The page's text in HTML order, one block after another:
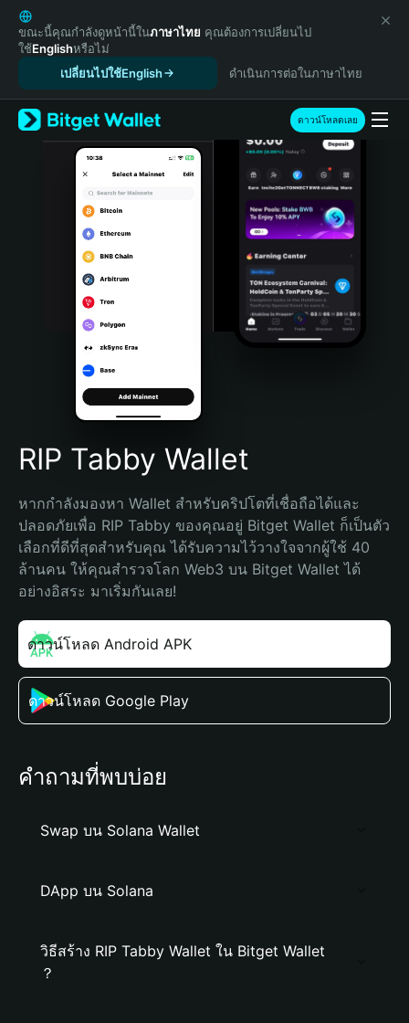
English
日本語
Tiếng Việt
Español (Latinoamérica)
Türkçe
Italiano
Português (Portugal)
Bahasa Indonesia
Português (Brasil)
Español (Argentina)
ขณะนี้คุณกำลังดูหน้านี้ในภาษาไทย คุณต้องการเปลี่ยนไป
ใช้Englishหรือไม่
เปลี่ยนไปใช้English
ดำเนินการต่อในภาษาไทย
ดาวน์โหลดเลย
RIP Tabby Wallet
หากกำลังมองหา Wallet สำหรับคริปโตที่เชื่อถือได้และ
ปลอดภัยเพื่อ RIP Tabby ของคุณอยู่ Bitget Wallet ก็เป็นตัว
เลือกที่ดีที่สุดสำหรับคุณ ได้รับความไว้วางใจจากผู้ใช้ 40
ล้านคน ให้คุณสำรวจโลก Web3 บน Bitget Wallet ได้
อย่างอิสระ มาเริ่มกันเลย!
ดาวน์โหลด Android APK
ดาวน์โหลด Google Play
คำถามที่พบบ่อย
Swap บน Solana Wallet
DApp บน Solana
วิธีสร้าง RIP Tabby Wallet ใน Bitget Wallet
？